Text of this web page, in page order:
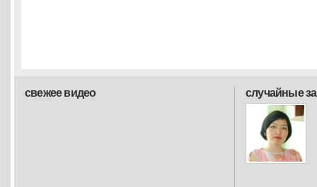
случайные
свежее видео